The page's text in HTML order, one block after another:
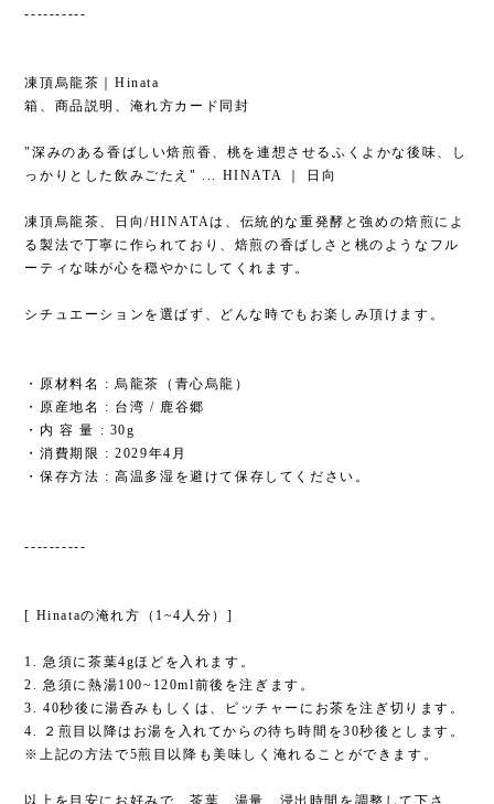
----------
凍頂烏龍茶｜Hinata
箱、商品説明、淹れ方カード同封
"深みのある香ばしい焙煎香、桃を連想させるふくよかな後味、し
っかりとした飲みごたえ" ... HINATA ｜ 日向
凍頂烏龍茶、日向/HINATAは、伝統的な重発酵と強めの焙煎によ
る製法で丁寧に作られており、焙煎の香ばしさと桃のようなフル
ーティな味が心を穏やかにしてくれます。
シチュエーションを選ばず、どんな時でもお楽しみ頂けます。
・原材料名 : 烏龍茶（青心烏龍）
・原産地名 : 台湾 / 鹿谷郷
・内 容 量 : 30g
・消費期限 : 2029年4月
・保存方法 : 高温多湿を避けて保存してください。
----------
[ Hinataの淹れ方（1~4人分）]
1. 急須に茶葉4gほどを入れます。
2. 急須に熱湯100~120ml前後を注ぎます。
3. 40秒後に湯呑みもしくは、ピッチャーにお茶を注ぎ切ります。
4. ２煎目以降はお湯を入れてからの待ち時間を30秒後とします。
※上記の方法で5煎目以降も美味しく淹れることができます。
以上を目安にお好みで、茶葉、湯量、浸出時間を調整して下さ